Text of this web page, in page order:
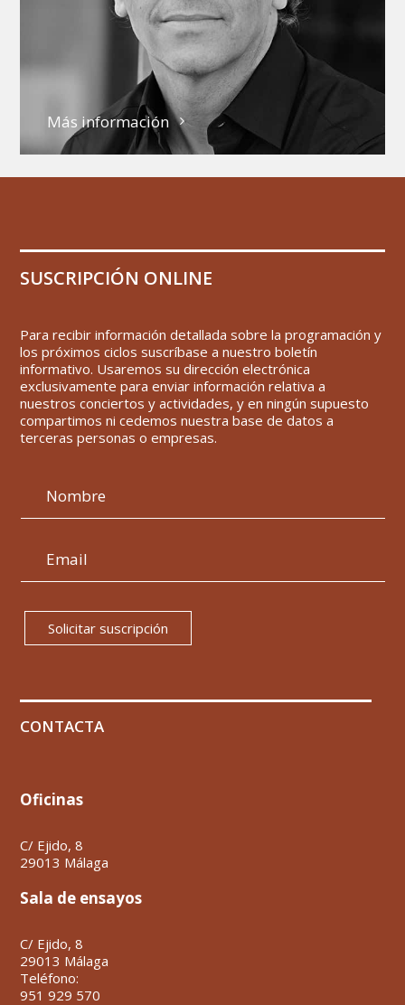
Más información
SUSCRIPCIÓN ONLINE
Para recibir información detallada sobre la programación y
los próximos ciclos suscríbase a nuestro boletín
informativo. Usaremos su dirección electrónica
exclusivamente para enviar información relativa a
nuestros conciertos y actividades, y en ningún supuesto
compartimos ni cedemos nuestra base de datos a
terceras personas o empresas.
Solicitar suscripción
CONTACTA
Oficinas
C/ Ejido, 8
29013 Málaga
Sala de ensayos
C/ Ejido, 8
29013 Málaga
Teléfono:
951 929 570